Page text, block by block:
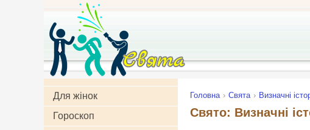
Для жінок
Гороскоп
Головна Свята Визначні
Свято: Визначні